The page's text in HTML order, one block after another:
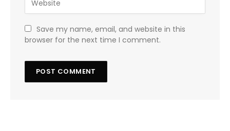
Save my name, email, and website in this
browser for the next time I comment.